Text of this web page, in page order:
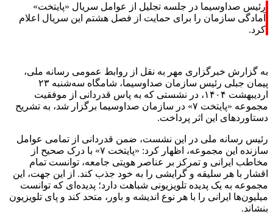
رئیس صداوسیما در جلسه تجلیل از عوامل سریال «پایتخت»
آمادگی سازمان را برای حمایت از فصل هشتم این سریال اعلام
کرد.
به گزارش خبرگزاری مهر به نقل از روابط عمومی رسانه ملی،
پیمان جبلی رئیس سازمان صداوسیما، شامگاه سه‌شنبه ۲۳
اردیبهشت ۱۴۰۴، در نشستی که به پاس قدردانی از موفقیت
مجموعه «پایتخت ۷» در سازمان صداوسیما برگزار شد، به تشریح
دستاوردهای این اثر پرداخت.
رئیس رسانه ملی در این نشست، ضمن قدردانی از تمامی عوامل
سازنده این مجموعه، اظهار کرد: «پایتخت ۷» با درک صحیح از
مخاطب ایرانی و تمرکز بر عناصر هویتی جامعه، توانست تمام
اقشار با هر سلیقه و گرایشی را به خود جذب کند. از این جهت، این
مجموعه به یک پدیده تلویزیونی شباهت دارد؛ پدیده‌ای که توانست
میلیون‌ها ایرانی را با هر نوع اندیشه و باور، متحد کند و پای تلویزیون
بنشاند.